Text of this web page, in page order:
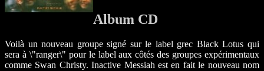
Album CD
Voilà un nouveau groupe signé sur le label grec Black Lotus qui
sera à \"ranger\" pour le label aux côtés des groupes expérimentaux
comme Swan Christy. Inactive Messiah est en fait le nouveau nom